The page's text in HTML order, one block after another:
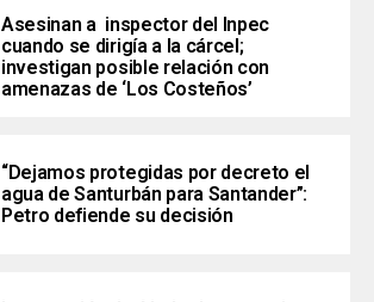
Asesinan a inspector del Inpec
cuando se dirigía a la cárcel;
investigan posible relación con
amenazas de ‘Los Costeños’
“Dejamos protegidas por decreto el
agua de Santurbán para Santander”:
Petro defiende su decisión